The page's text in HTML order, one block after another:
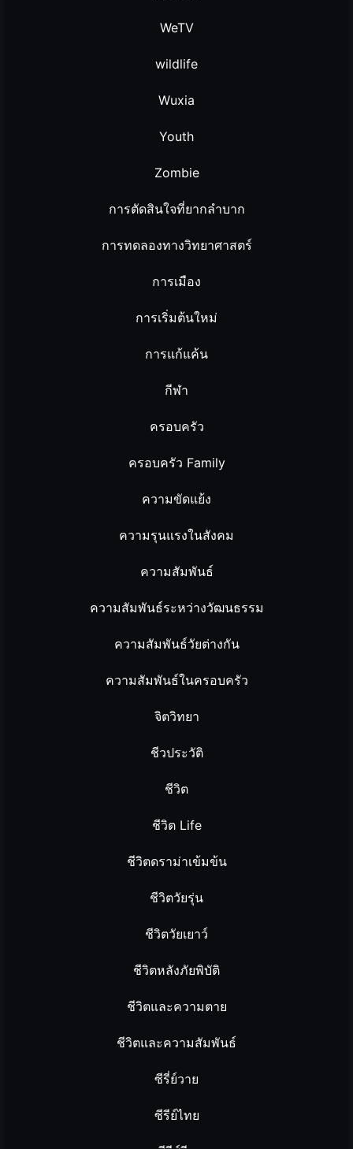
WeTV
wildlife
Wuxia
Youth
Zombie
การตัดสินใจที่ยากลำบาก
การทดลองทางวิทยาศาสตร์
การเมือง
การเริ่มต้นใหม่
การแก้แค้น
กีฬา
ครอบครัว
ครอบครัว Family
ความขัดแย้ง
ความรุนแรงในสังคม
ความสัมพันธ์
ความสัมพันธ์ระหว่างวัฒนธรรม
ความสัมพันธ์วัยต่างกัน
ความสัมพันธ์ในครอบครัว
จิตวิทยา
ชีวประวัติ
ชีวิต
ชีวิต Life
ชีวิตดราม่าเข้มข้น
ชีวิตวัยรุ่น
ชีวิตวัยเยาว์
ชีวิตหลังภัยพิบัติ
ชีวิตและความตาย
ชีวิตและความสัมพันธ์
ซีรี่ย์วาย
ซีรีย์ไทย